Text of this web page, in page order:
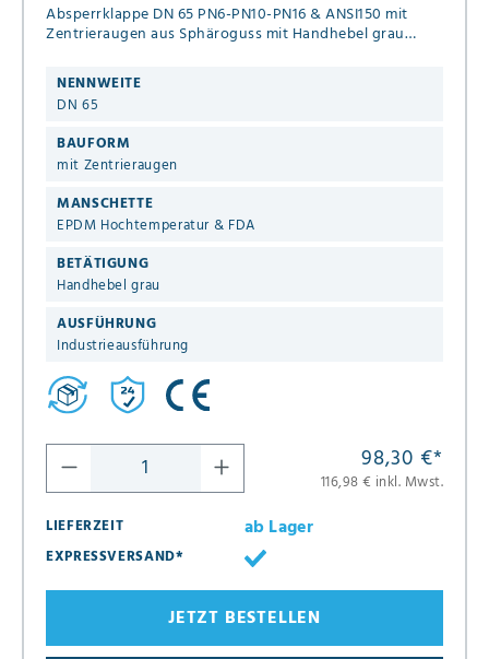
Absperrklappe DN 65 PN6-PN10-PN16 & ANSI150 mit
Zentrieraugen aus Sphäroguss mit Handhebel grau
NENNWEITE
DN 65
BAUFORM
mit Zentrieraugen
MANSCHETTE
EPDM Hochtemperatur & FDA
BETÄTIGUNG
Handhebel grau
AUSFÜHRUNG
Industrieausführung
98,30 €*
116,98 € inkl. Mwst.
LIEFERZEIT
ab Lager
EXPRESSVERSAND*
JETZT BESTELLEN